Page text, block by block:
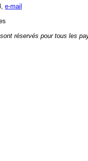
e-mail
réservés pour tous les